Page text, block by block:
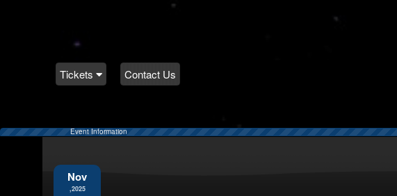
Tickets Contact Us
Event Information
Nov
,2025